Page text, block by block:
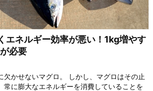
エネルギー効率が悪い！1kg増やす
必要
欠かせないマグロ。 しかし、マグロはその止
常に膨大なエネルギーを消費していることを